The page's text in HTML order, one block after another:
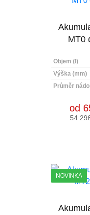
MT0
Objem (l)
Výška (mm)
Průměr
od
54
NOVINKA